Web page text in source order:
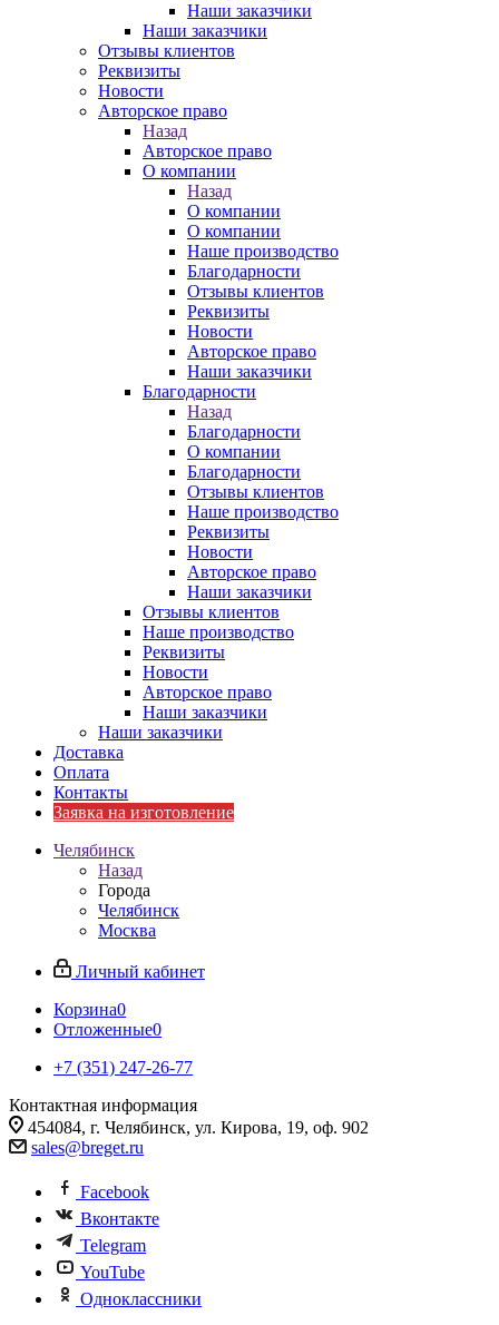
Наши заказчики
Наши заказчики
Отзывы клиентов
Реквизиты
Новости
Авторское право
Назад
Авторское право
О компании
Назад
О компании
О компании
Наше производство
Благодарности
Отзывы клиентов
Реквизиты
Новости
Авторское право
Наши заказчики
Благодарности
Назад
Благодарности
О компании
Благодарности
Отзывы клиентов
Наше производство
Реквизиты
Новости
Авторское право
Наши заказчики
Отзывы клиентов
Наше производство
Реквизиты
Новости
Авторское право
Наши заказчики
Наши заказчики
Доставка
Оплата
Контакты
Заявка на изготовление
Челябинск
Назад
Города
Челябинск
Москва
Личный кабинет
Корзина0
Отложенные0
+7 (351) 247-26-77
Контактная информация
454084, г. Челябинск, ул. Кирова, 19, оф. 902
sales@breget.ru
Facebook
Вконтакте
Telegram
YouTube
Одноклассники